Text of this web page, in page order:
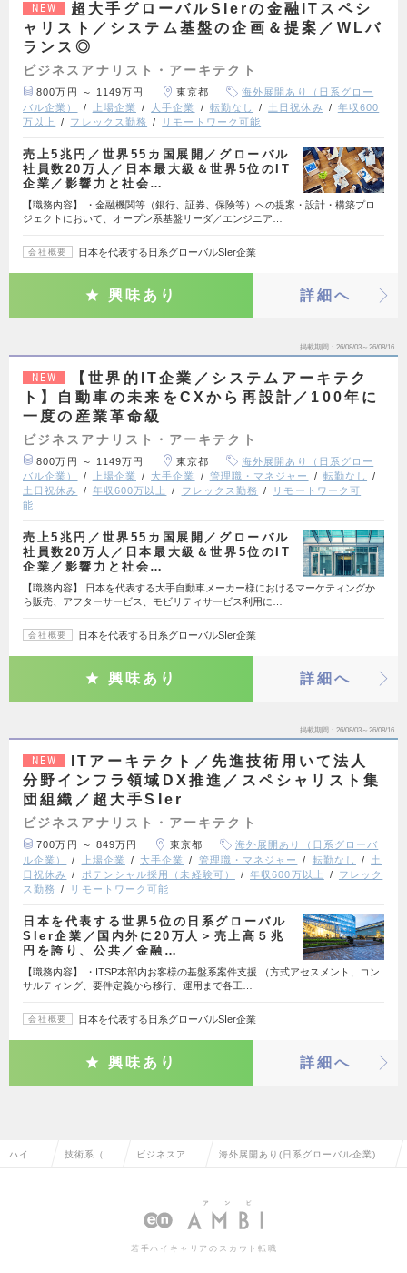
NEW
超大手グローバルSIerの金融ITスペシ
ャリスト／システム基盤の企画＆提案／WLバ
ランス◎
ビジネスアナリスト・アーキテクト
800万円 ～ 1149万円 東京都
海外展開あり（日系グロー
バル企業）
上場企業 大手企業 転勤なし 土日祝休み
年収600
万以上
フレックス勤務 リモートワーク可能
売上5兆円／世界55カ国展開／グローバル
社員数20万人／日本最大級＆世界5位のIT
企業／影響力と社会…
【職務内容】 ・金融機関等（銀行、証券、保険等）への提案・設計・構築プロ
ジェクトにおいて、オープン系基盤リーダ／エンジニア…
会社概要 日本を代表する日系グローバルSIer企業
興味あり 詳細へ
掲載期間 26/08/03～26/08/16
NEW
【世界的IT企業／システムアーキテク
ト】自動車の未来をCXから再設計／100年に
一度の産業革命級
ビジネスアナリスト・アーキテクト
800万円 ～ 1149万円 東京都
海外展開あり（日系グロー
バル企業）
上場企業 大手企業 管理職・マネジャー
転勤なし
土日祝休み
年収600万以上 フレックス勤務
リモートワーク可
能
売上5兆円／世界55カ国展開／グローバル
社員数20万人／日本最大級＆世界5位のIT
企業／影響力と社会…
【職務内容】 日本を代表する大手自動車メーカー様におけるマーケティングか
ら販売、アフターサービス、モビリティサービス利用に…
会社概要 日本を代表する日系グローバルSIer企業
興味あり 詳細へ
掲載期間 26/08/03～26/08/16
NEW
ITアーキテクト／先進技術用いて法人
分野インフラ領域DX推進／スペシャリスト集
団組織／超大手SIer
ビジネスアナリスト・アーキテクト
700万円 ～ 849万円 東京都
海外展開あり（日系グローバ
ル企業）
上場企業 大手企業 管理職・マネジャー 転勤なし
土
日祝休み
ポテンシャル採用（未経験可） 年収600万以上
フレック
ス勤務
リモートワーク可能
日本を代表する世界5位の日系グローバル
SIer企業／国内外に20万人＞売上高５兆
円を誇り、公共／金融…
【職務内容】 ・ITSP本部内お客様の基盤系案件支援 （方式アセスメント、コン
サルティング、要件定義から移行、運用まで各工…
会社概要 日本を代表する日系グローバルSIer企業
興味あり 詳細へ
ハイク 技術系（I ビジネスアナ
キテクト
海外展開あり(日系グローバル企業)の
転職・求人情報一覧
若手ハイキャリアのスカウト転職